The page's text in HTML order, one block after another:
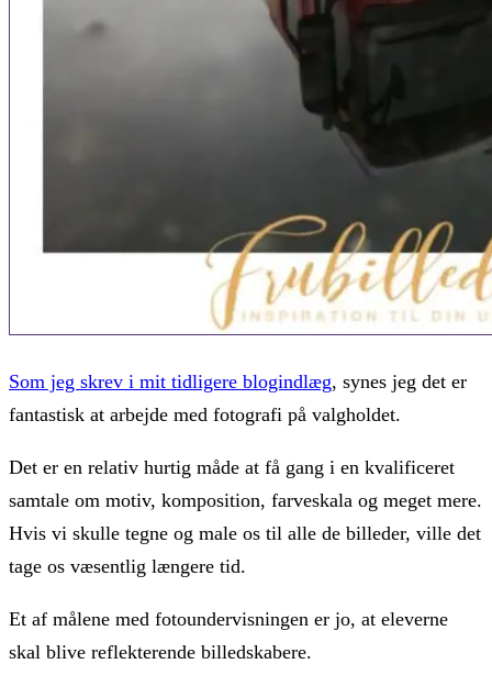
Som jeg skrev i mit tidligere blogindlæg, synes jeg det er
fantastisk at arbejde med fotografi på valgholdet.
Det er en relativ hurtig måde at få gang i en kvalificeret
samtale om motiv, komposition, farveskala og meget mere.
Hvis vi skulle tegne og male os til alle de billeder, ville det
tage os væsentlig længere tid.
Et af målene med fotoundervisningen er jo, at eleverne
skal blive reflekterende billedskabere.